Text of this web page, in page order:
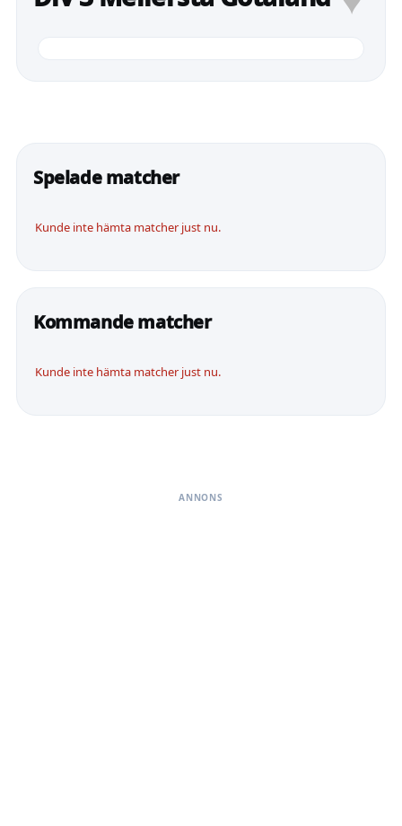
Spelade matcher
Kunde inte hämta matcher just nu.
Kommande matcher
Kunde inte hämta matcher just nu.
ANNONS